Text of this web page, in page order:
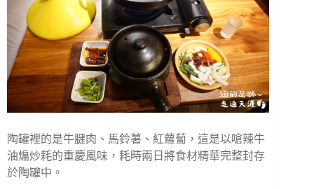
陶罐裡的是牛腱肉、馬鈴薯、紅蘿蔔，這是以嗆辣牛
油煸炒耗的重慶風味，耗時兩日將食材精華完整封存
於陶罐中。